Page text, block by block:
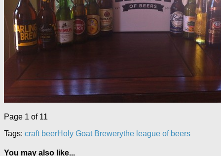
Page 1 of 11
Tags: craft beerHoly Goat Brewerythe league of beers
You may also like...